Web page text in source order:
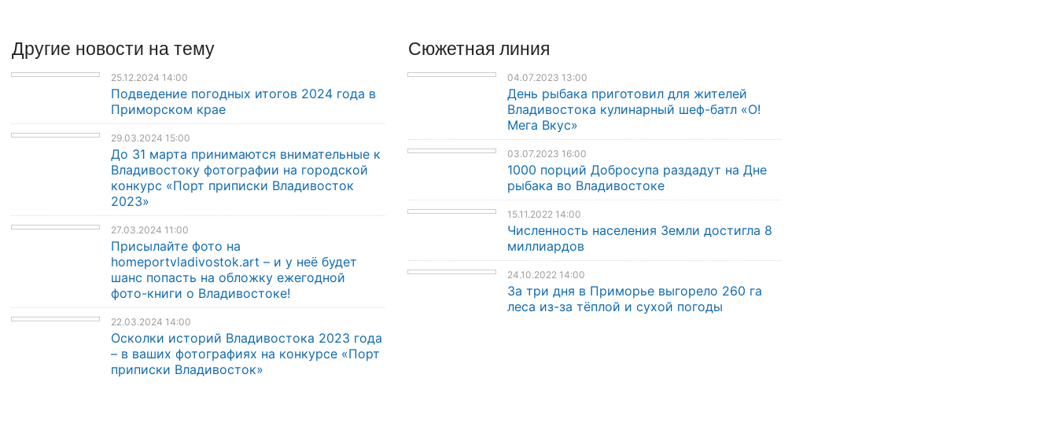
Другие новости на тему
25.12.2024 14:00
Подведение погодных итогов 2024 года в
Приморском крае
29.03.2024 15:00
До 31 марта принимаются внимательные к
Владивостоку фотографии на городской
конкурс «Порт приписки Владивосток
2023»
27.03.2024 11:00
Присылайте фото на
homeportvladivostok.art – и у неё будет
шанс попасть на обложку ежегодной
фото-книги о Владивостоке!
22.03.2024 14:00
Осколки историй Владивостока 2023 года
– в ваших фотографиях на конкурсе «Порт
приписки Владивосток»
Сюжетная линия
04.07.2023 13:00
День рыбака приготовил для жителей
Владивостока кулинарный шеф-батл «О!
Мега Вкус»
03.07.2023 16:00
1000 порций Добросупа раздадут на Дне
рыбака во Владивостоке
15.11.2022 14:00
Численность населения Земли достигла 8
миллиардов
24.10.2022 14:00
За три дня в Приморье выгорело 260 га
леса из-за тёплой и сухой погоды